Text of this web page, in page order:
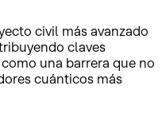
civil más avanzado
claves
una barrera que no
cuánticos más